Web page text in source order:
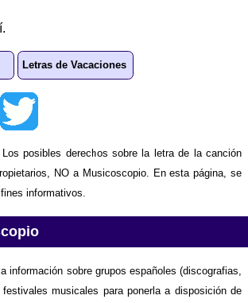
Letras de Vacaciones
posibles derechos sobre la letra de la canción
NO a Musicoscopio. En esta página, se
informativos.
información sobre grupos españoles (discografias,
musicales para ponerla a disposición de